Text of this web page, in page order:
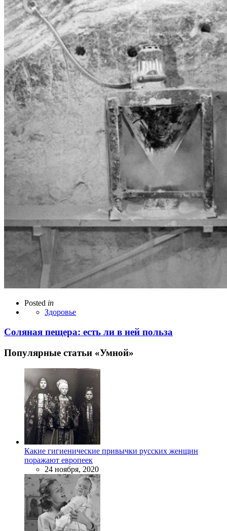
Posted in
Здоровье
Соляная пещера: есть ли в ней польза
Популярные статьи «Умной»
Какие гигиенические привычки русских женщин
поражают европеек
24 ноября, 2020